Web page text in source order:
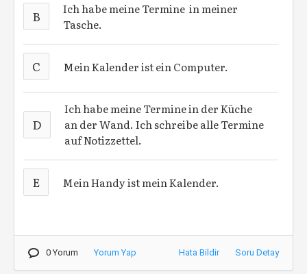
B
Ich habe meine Termine in meiner
Tasche.
C Mein Kalender ist ein Computer.
D
Ich habe meine Termine in der Küche
an der Wand. Ich schreibe alle Termine
auf Notizzettel.
E Mein Handy ist mein Kalender.
0 Yorum Yorum Yap Hata Bildir Soru Detay